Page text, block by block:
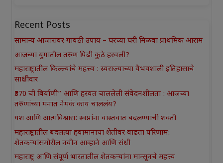
Recent Posts
सामान्य आजारांवर गावठी उपाय – घरच्या घरी मिळवा प्राथमिक आराम
आजच्या युगातील तरुण पिढी कुठे हरवली?
महाराष्ट्रातील किल्ल्यांचे महत्त्व : स्वराज्याच्या वैभवशाली इतिहासाचे
साक्षीदार
₹370 ची बिर्याणी” आणि हरवत चाललेली संवेदनशीलता : आजच्या
तरुणांच्या मनात नेमकं काय चाललंय?
यश आणि आत्मविश्वास: स्वप्नांना वास्तवात बदलण्याची शक्ती
महाराष्ट्रातील बदलत्या हवामानाचा शेतीवर वाढता परिणाम:
शेतकऱ्यांसमोरील नवीन आव्हाने आणि संधी
महाराष्ट्र आणि संपूर्ण भारतातील शेतकऱ्यांना मान्सूनचे महत्त्व